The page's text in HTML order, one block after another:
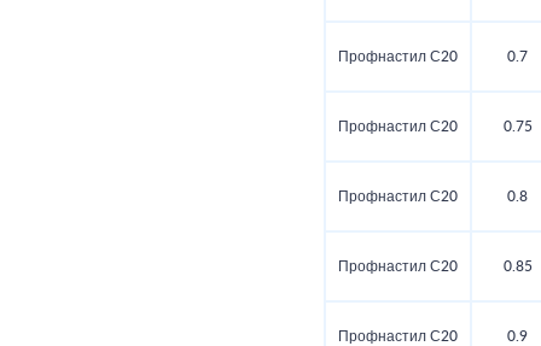
Профнастил С20 0.7
Профнастил С20 0.75
Профнастил С20 0.8
Профнастил С20 0.85
Профнастил С20 0.9